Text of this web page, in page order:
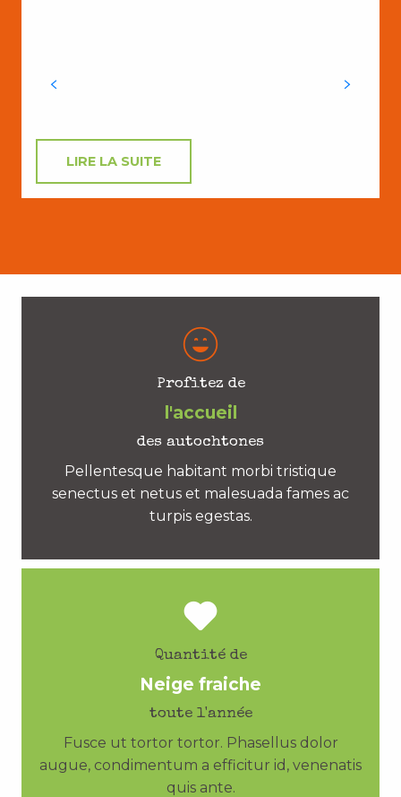
LIRE LA SUITE
Profitez de
l'accueil
des autochtones
Pellentesque habitant morbi tristique
senectus et netus et malesuada fames ac
turpis egestas.
Quantité de
Neige fraiche
toute l'année
Fusce ut tortor tortor. Phasellus dolor
augue, condimentum a efficitur id, venenatis
quis ante.